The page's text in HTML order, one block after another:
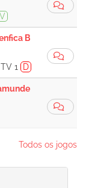
V
B
1
D
Todos os jogos